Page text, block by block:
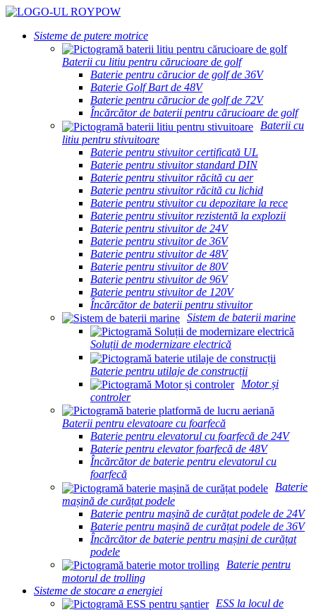
Sisteme de putere motrice
Baterii cu litiu pentru cărucioare de golf
Baterie pentru cărucior de golf de 36V
Baterie Golf Bart de 48V
Baterie pentru cărucior de golf de 72V
Încărcător de baterii pentru cărucioare de golf
Baterii cu
litiu pentru stivuitoare
Baterie pentru stivuitor certificată UL
Baterie pentru stivuitor standard DIN
Baterie pentru stivuitor răcită cu aer
Baterie pentru stivuitor răcită cu lichid
Baterie pentru stivuitor cu depozitare la rece
Baterie pentru stivuitor rezistentă la explozii
Baterie pentru stivuitor de 24V
Baterie pentru stivuitor de 36V
Baterie pentru stivuitor de 48V
Baterie pentru stivuitor de 80V
Baterie pentru stivuitor de 96V
Baterie pentru stivuitor de 120V
Încărcător de baterii pentru stivuitor
Sistem de baterii marine
Soluții de modernizare electrică
Baterie pentru utilaje de construcții
Motor și
controler
Baterii pentru elevatoare cu foarfecă
Baterie pentru elevatorul cu foarfecă de 24V
Baterie pentru elevator foarfecă de 48V
Încărcător de baterie pentru elevatorul cu
foarfecă
Baterie
mașină de curățat podele
Baterie pentru mașină de curățat podele de 24V
Baterie pentru mașină de curățat podele de 36V
Încărcător de baterie pentru mașini de curățat
podele
Baterie pentru
motorul de trolling
Sisteme de stocare a energiei
ESS la locul de